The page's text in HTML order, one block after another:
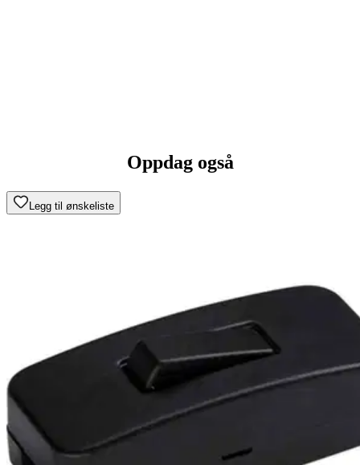
Oppdag også
Legg til ønskeliste